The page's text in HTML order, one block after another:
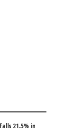
21.5% in